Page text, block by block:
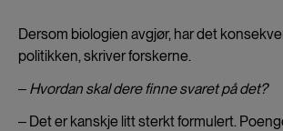
Dersom biologien avgjør, har det
politikken, skriver forskerne.
‒ Hvordan skal dere finne svaret på det?
‒ Det er kanskje litt sterkt formulert.